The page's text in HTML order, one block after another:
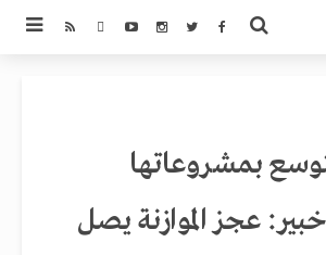
بمشروعاتها
عجز الموازنة يصل